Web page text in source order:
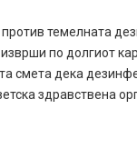
темелната
по долгиот
смета дека
здравствена